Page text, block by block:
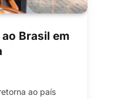
Brasil em
ao país